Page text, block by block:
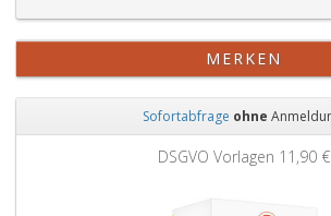
MERKEN
Sofortabfrage ohne
DSGVO Vorlagen 11,90 €